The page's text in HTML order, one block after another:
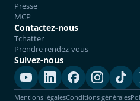
Presse
MCP
Contactez-nous
Tchatter
Prendre rendez-vous
Suivez-nous
Mentions légalesConditions générales